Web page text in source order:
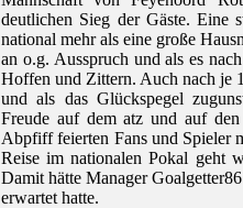
deutlichen Sieg der Gäste. Eine
national mehr als eine große
an o.g. Ausspruch und als es
Hoffen und Zittern. Auch nach je
und als das Glückspegel
Freude auf dem atz und auf
Abpfiff feierten Fans und Spieler
Reise im nationalen Pokal geht
Damit hätte Manager
erwartet hatte.